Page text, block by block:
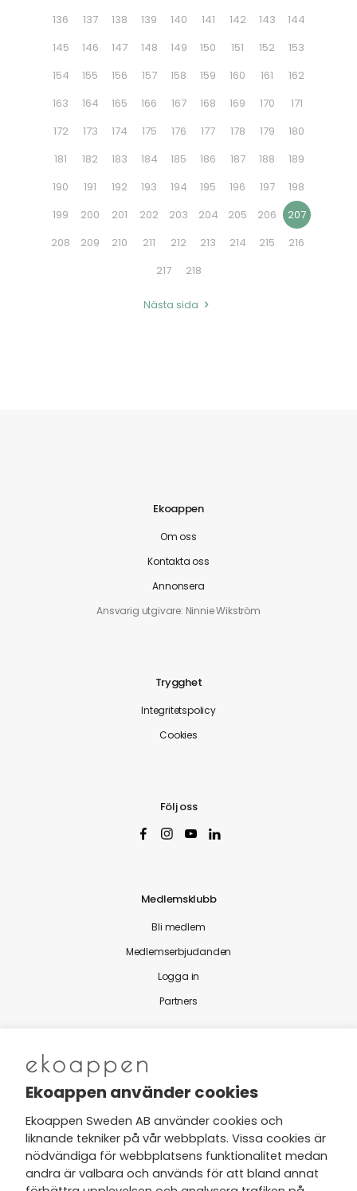
136
137 138 139 140 141 142 143
144
145
146 147 148 149 150 151 152
153
154
155 156 157 158 159 160 161
162
163
164 165 166 167 168 169 170
171
172
173 174 175 176 177 178 179
180
181
182 183 184 185 186 187 188
189
190
191 192 193 194 195 196 197
198
199
200 201 202 203 204 205 206
207
208
209 210 211 212 213 214 215
216
217
218
Nästa sida
Ekoappen
Om oss
Kontakta oss
Annonsera
Ansvarig utgivare: Ninnie Wikström
Trygghet
Integritetspolicy
Cookies
Följ oss
Medlemsklubb
Bli medlem
Medlemserbjudanden
Logga in
Partners
Nytt från Ekoappen
Jag har tagit del av Ekoappens
personuppgifts- och
integritetspolicyoch tar gärna del
Ekoappen använder cookies
Ekoappen Sweden AB använder cookies och
liknande tekniker på vår webbplats. Vissa cookies är
nödvändiga för webbplatsens funktionalitet medan
andra är valbara och används för att bland annat